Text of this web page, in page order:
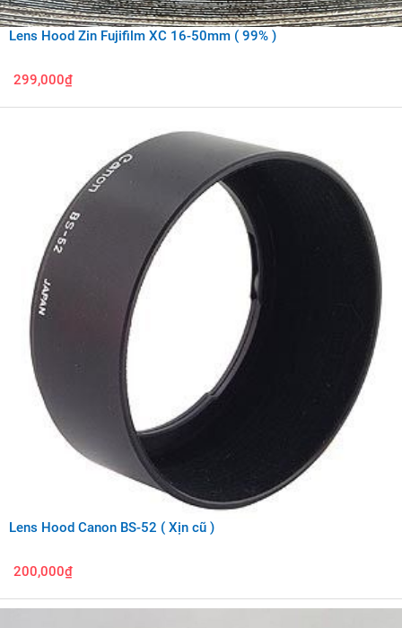
Lens Hood Zin Fujifilm XC 16-50mm ( 99% )
299,000₫
Lens Hood Canon BS-52 ( Xịn cũ )
200,000₫